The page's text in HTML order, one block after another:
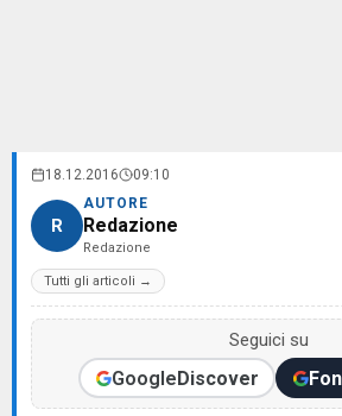
18.12.2016 09:10
R
AUTORE
Redazione
Redazione
Tutti gli articoli →
Seguici su
GoogleDiscover